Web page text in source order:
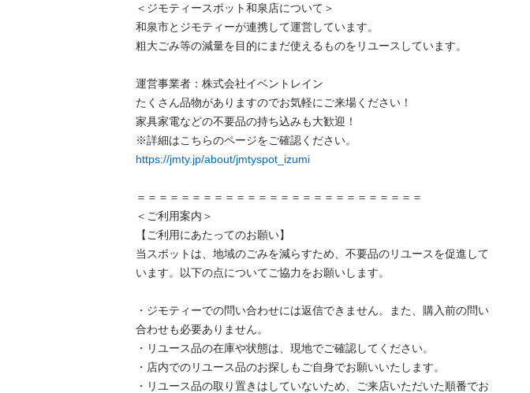
＜ジモティースポット和泉店について＞
和泉市とジモティーが連携して運営しています。
粗⼤ごみ等の減量を⽬的にまだ使えるものをリユースしています。
運営事業者：株式会社イベントレイン
たくさん品物がありますのでお気軽にご来場ください！
家具家電などの不要品の持ち込みも大歓迎！
https://jmty.jp/about/jmtyspot_izumi
＝＝＝＝＝＝＝＝＝＝＝＝＝＝＝＝＝＝＝＝＝＝＝＝＝＝
＜ご利用案内＞
【ご利用にあたってのお願い】
当スポットは、地域のごみを減らすため、不要品のリユースを促進して
います。以下の点についてご協力をお願いします。
・ジモティーでの問い合わせには返信できません。また、購入前の問い
合わせも必要ありません。
・リユース品の在庫や状態は、現地でご確認してください。
・店内でのリユース品のお探しもご自身でお願いいたします。
・リユース品の取り置きはしていないため、ご来店いただいた順番でお